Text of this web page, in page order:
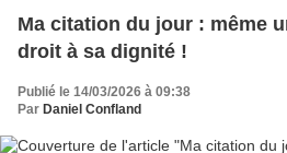
Ma citation du jour : même
droit à sa dignité !
Publié le 14/03/2026 à 09:38
Par Daniel Confland